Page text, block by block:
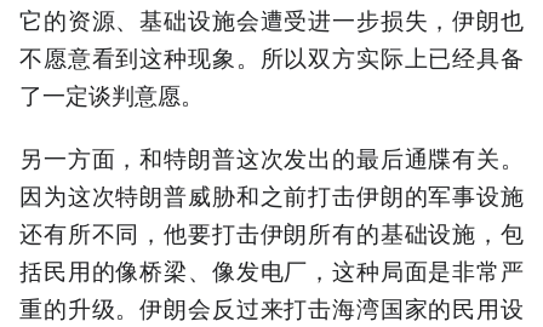
它的资源、基础设施会遭受进一步损失，伊朗也
不愿意看到这种现象。所以双方实际上已经具备
了一定谈判意愿。
另一方面，和特朗普这次发出的最后通牒有关。
因为这次特朗普威胁和之前打击伊朗的军事设施
还有所不同，他要打击伊朗所有的基础设施，包
括民用的像桥梁、像发电厂，这种局面是非常严
重的升级。伊朗会反过来打击海湾国家的民用设